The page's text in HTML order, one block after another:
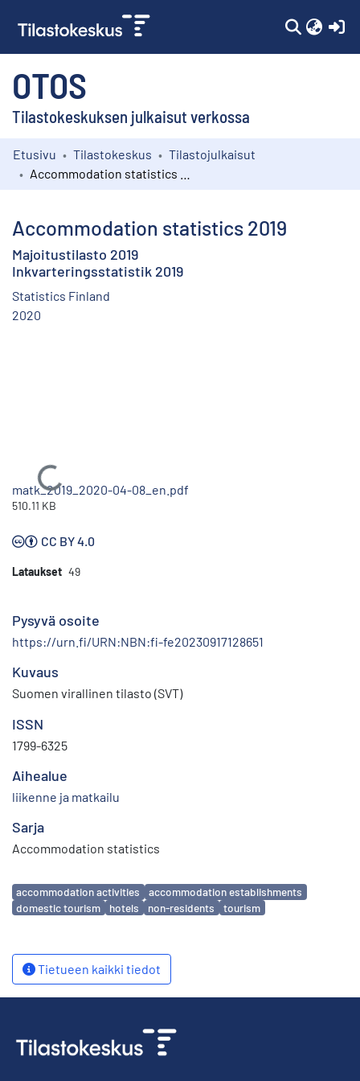
OTOS
Tilastokeskuksen julkaisut verkossa
Kokoelmat
Etusivu Tilastokeskus
Tilastojulkaisut
Accommodation statistics 2019
Majoitustilasto 2019
Inkvarteringsstatistik 2019
Statistics Finland
2020
Ladataan...
matk_2019_2020-04-08_en.pdf
510.11 KB
CC BY 4.0
Lataukset 49
Pysyvä osoite
https://urn.fi/URN:NBN:fi-fe20230917128651
Kuvaus
Suomen virallinen tilasto (SVT)
ISSN
1799-6325
Aihealue
liikenne ja matkailu
Sarja
Accommodation statistics
Avainsanat
accommodation activities
accommodation establishments
domestic tourism
hotels non-residents tourism
Tietueen kaikki tiedot